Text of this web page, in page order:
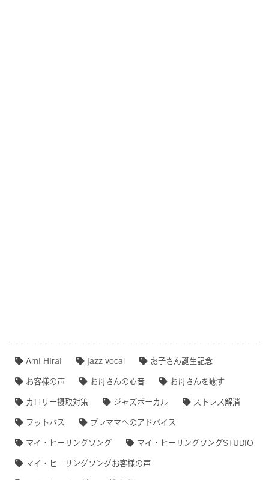
Ami Hirai jazz vocal お子さん誕生記念
お客様の声 お母さんの心音 お母さんを癒す
カロリー摂取対策 ジャズボーカル ストレス解消
フットバス プレママへのアドバイス
マイ・ヒーリングソング マイ・ヒーリングソングSTUDIO
マイ・ヒーリングソングお客様の声